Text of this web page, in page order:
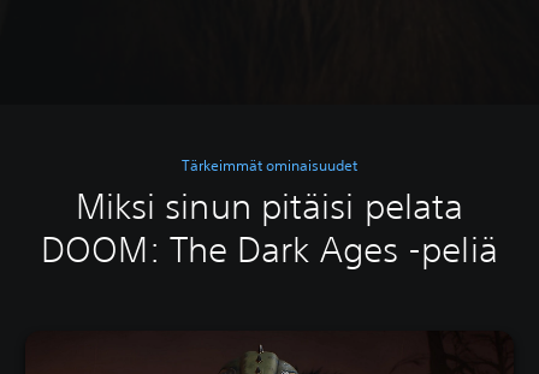
Tärkeimmät ominaisuudet
Miksi sinun pitäisi pelata
DOOM: The Dark Ages -peliä